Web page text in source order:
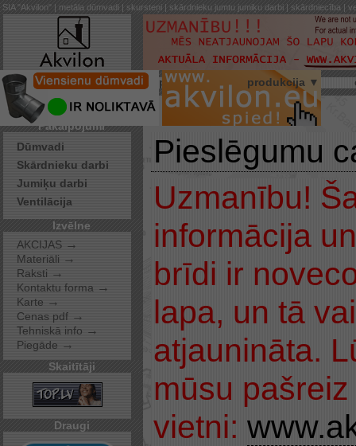
SIA "Akvilon" | metāla dūmvadi | skursteņi | skārdnieku jumtu jumiķu darbi | skārdniecība |
par mums produkcija ▼
Pakalpojumi
Dūmvadi
Skārdnieku darbi
Jumiķu darbi
Ventilācija
Izvēlne
AKCIJAS →
Materiāli →
Raksti →
Kontaktu forma →
Karte →
Cenas pdf →
Tehniskā info →
Piegāde →
Skaitītāji
Draugi
Pieslēgumu
Uzmanību!
informācija
brīdi ir
lapa, un tā
atjaunināta.
mūsu
vietni: